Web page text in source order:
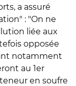
a assuré
: "On ne
liée aux
opposée
notamment
au 1er
en soufre